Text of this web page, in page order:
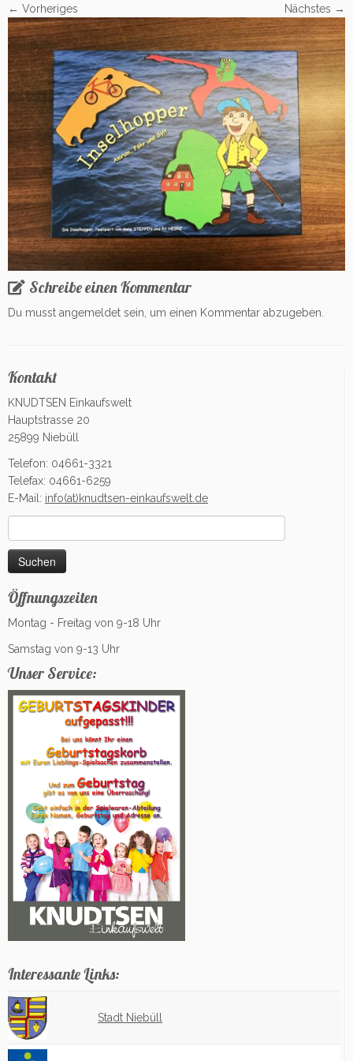
← Vorheriges Nächstes →
Schreibe einen Kommentar
Du musst angemeldet sein, um einen Kommentar abzugeben.
Kontakt
KNUDTSEN Einkaufswelt
Hauptstrasse 20
25899 Niebüll
Telefon: 04661-3321
Telefax: 04661-6259
E-Mail: info(at)knudtsen-einkaufswelt.de
nach:
Öffnungszeiten
Montag - Freitag von 9-18 Uhr
Samstag von 9-13 Uhr
Unser Service:
Interessante Links:
Stadt Niebüll